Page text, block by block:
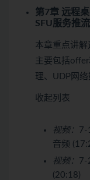
第7章 远程
SFU服务推
本章重点讲解
主要包括
理、UDP网
收起列表
视频： 7-
音频
视频： 7-
(20:18)